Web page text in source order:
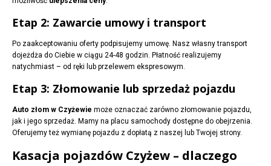
Etap 2: Zawarcie umowy i transport
Po zaakceptowaniu oferty podpisujemy umowę. Nasz własny transport
dojeżdża do Ciebie w ciągu 24-48 godzin. Płatność realizujemy
natychmiast – od ręki lub przelewem ekspresowym.
Etap 3: Złomowanie lub sprzedaż pojazdu
Auto złom w Czyżewie może oznaczać zarówno złomowanie pojazdu,
jak i jego sprzedaż. Mamy na placu samochody dostępne do obejrzenia.
Oferujemy też wymianę pojazdu z dopłatą z naszej lub Twojej strony.
Kasacja pojazdów Czyżew – dlaczego